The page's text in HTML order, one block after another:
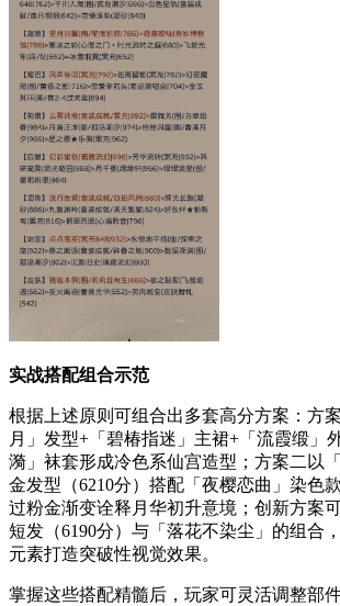
实战搭配组合示范
根据上述原则可组合出多套高分方案：方
月」发型+「碧椿指迷」主裙+「流霞缎」
漪」袜套形成冷色系仙宫造型；方案二以
金发型（6210分）搭配「夜樱恋曲」染色
过粉金渐变诠释月华初升意境；创新方案
短发（6190分）与「落花不染尘」的组合
元素打造突破性视觉效果。
掌握这些搭配精髓后，玩家可灵活调整部